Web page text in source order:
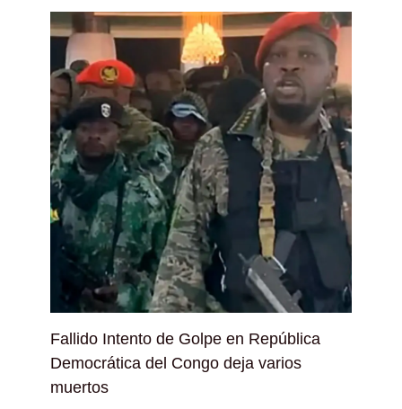
Fallido Intento de Golpe en República
Democrática del Congo deja varios
muertos